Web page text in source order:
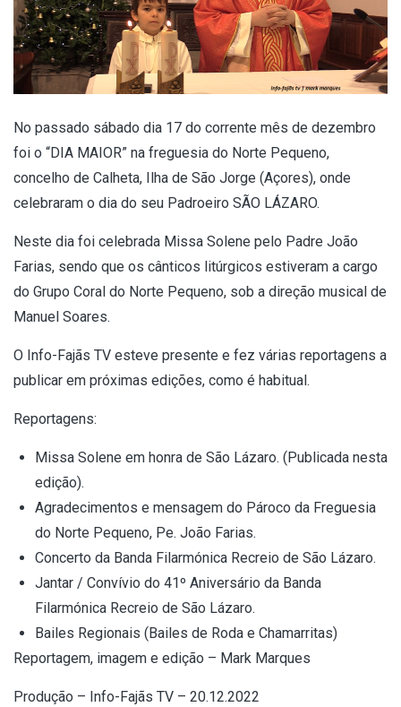
No passado sábado dia 17 do corrente mês de dezembro
foi o “DIA MAIOR” na freguesia do Norte Pequeno,
concelho de Calheta, Ilha de São Jorge (Açores), onde
celebraram o dia do seu Padroeiro SÃO LÁZARO.
Neste dia foi celebrada Missa Solene pelo Padre João
Farias, sendo que os cânticos litúrgicos estiveram a cargo
do Grupo Coral do Norte Pequeno, sob a direção musical de
Manuel Soares.
O Info-Fajãs TV esteve presente e fez várias reportagens a
publicar em próximas edições, como é habitual.
Reportagens:
Missa Solene em honra de São Lázaro. (Publicada nesta
edição).
Agradecimentos e mensagem do Pároco da Freguesia
do Norte Pequeno, Pe. João Farias.
Concerto da Banda Filarmónica Recreio de São Lázaro.
Jantar / Convívio do 41º Aniversário da Banda
Filarmónica Recreio de São Lázaro.
Bailes Regionais (Bailes de Roda e Chamarritas)
Reportagem, imagem e edição – Mark Marques
Produção – Info-Fajãs TV – 20.12.2022